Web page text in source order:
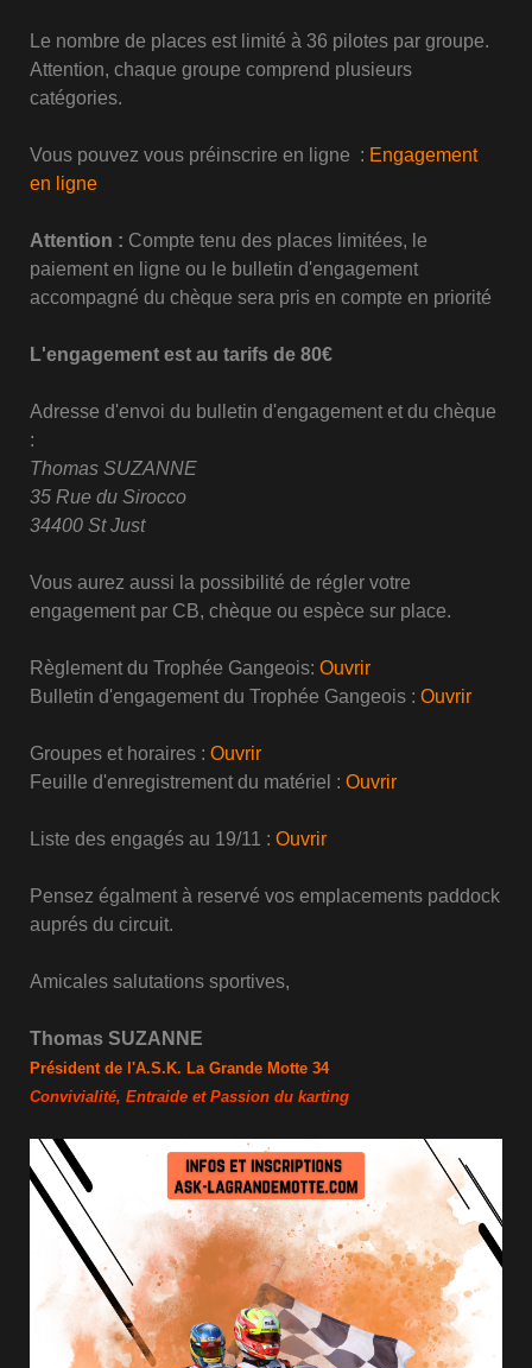
Le nombre de places est limité à 36 pilotes par groupe.
Attention, chaque groupe comprend plusieurs
catégories.
Vous pouvez vous préinscrire en ligne : Engagement
en ligne
Attention : Compte tenu des places limitées, le
paiement en ligne ou le bulletin d'engagement
accompagné du chèque sera pris en compte en priorité
L'engagement est au tarifs de 80€
Adresse d'envoi du bulletin d'engagement et du chèque
:
Thomas SUZANNE
35 Rue du Sirocco
34400 St Just
Vous aurez aussi la possibilité de régler votre
engagement par CB, chèque ou espèce sur place.
Règlement du Trophée Gangeois: Ouvrir
Bulletin d'engagement du Trophée Gangeois : Ouvrir
Groupes et horaires : Ouvrir
Feuille d'enregistrement du matériel : Ouvrir
Liste des engagés au 19/11 : Ouvrir
Pensez égalment à reservé vos emplacements paddock
auprés du circuit.
Amicales salutations sportives,
Thomas SUZANNE
Président de l'A.S.K. La Grande Motte 34
Convivialité, Entraide et Passion du karting